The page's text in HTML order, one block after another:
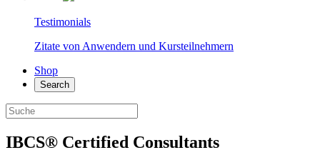
Testimonials
Zitate von Anwendern und Kursteilnehmern
Shop
Search
IBCS® Certified Consultants